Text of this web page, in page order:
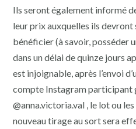
Ils seront également informé
leur prix auxquelles ils
bénéficier (à savoir, posséder
dans un délai de quinze jours
est injoignable, après l’envoi
compte Instagram participant
@anna.victoria.val , le lot ou
nouveau tirage au sort sera